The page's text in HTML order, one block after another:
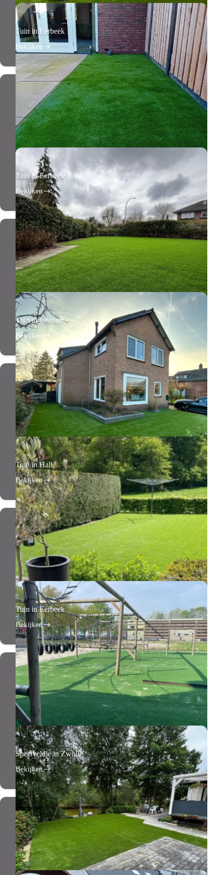
Tuin in Eerbeek
Bekijken
Tuin
in
Eerbeek
Tuin in Eerbeek
Bekijken
Tuin
in
Eerbeek
Tuin in Loenen
Bekijken
Tuin
in
Loenen
Tuin in Hall
Bekijken
Tuin
in
Hall
Tuin in Eerbeek
Bekijken
Tuin
in
Eerbeek
Speelveldje in Zwolle
Bekijken
Speelveldje
in
Zwolle